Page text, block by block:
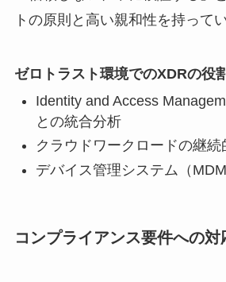
トの原則と高い親和性を持って
ゼロトラスト環境でのXDRの役
Identity and Access
との統合分析
クラウドワークロードの継続
デバイス管理システム（
コンプライアンス要件への対